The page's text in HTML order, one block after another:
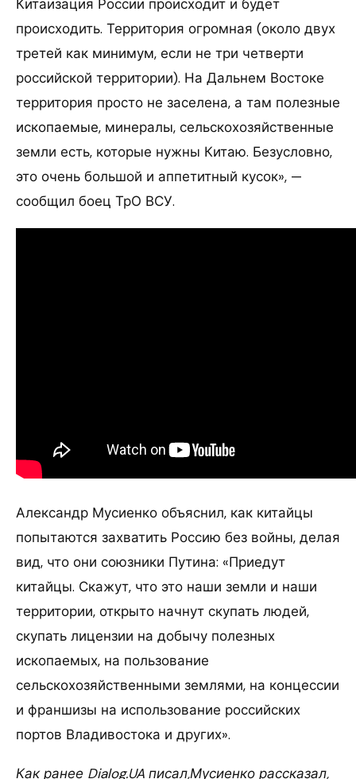
Китаизация России происходит и будет
происходить. Территория огромная (около двух
третей как минимум, если не три четверти
российской территории). На Дальнем Востоке
территория просто не заселена, а там полезные
ископаемые, минералы, сельскохозяйственные
земли есть, которые нужны Китаю. Безусловно,
это очень большой и аппетитный кусок», —
сообщил боец ТрО ВСУ.
Александр Мусиенко объяснил, как китайцы
попытаются захватить Россию без войны, делая
вид, что они союзники Путина: «Приедут
китайцы. Скажут, что это наши земли и наши
территории, открыто начнут скупать людей,
скупать лицензии на добычу полезных
ископаемых, на пользование
сельскохозяйственными землями, на концессии
и франшизы на использование российских
портов Владивостока и других».
Как ранее Dialog.UA писал,Мусиенко рассказал,